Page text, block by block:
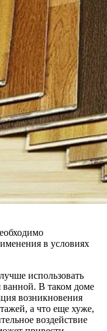
в условиях
использовать
ванной. В таком доме
возникновения
а что еще хуже,
воздействие